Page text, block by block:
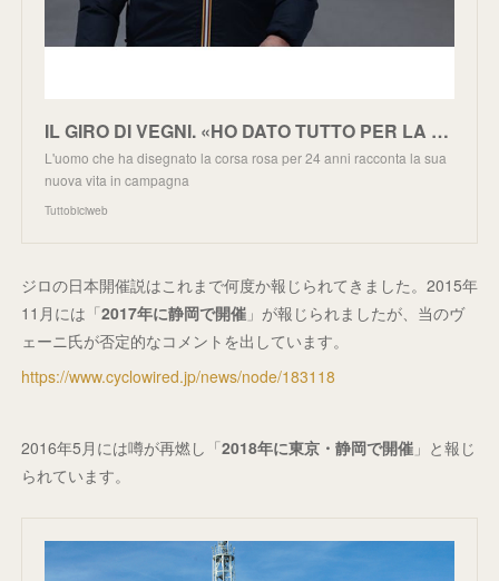
IL GIRO DI VEGNI. «HO DATO TUTTO PER LA ROSA, ORA MI DEDICO ALLE ROSE... NATURALMENTE ROSA»
L'uomo che ha disegnato la corsa rosa per 24 anni racconta la sua
nuova vita in campagna
Tuttobiciweb
ジロの日本開催説はこれまで何度か報じられてきました。2015年
11月には「2017年に静岡で開催」が報じられましたが、当のヴ
ェーニ氏が否定的なコメントを出しています。
https://www.cyclowired.jp/news/node/183118
2016年5月には噂が再燃し「2018年に東京・静岡で開催」と報じ
られています。